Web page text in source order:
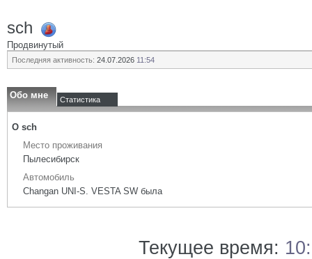
sch
Продвинутый
Последняя активность: 24.07.2026 11:54
Обо мне Статистика
О sch
Место проживания
Пылесибирск
Автомобиль
Changan UNI-S. VESTA SW была
Текущее время: